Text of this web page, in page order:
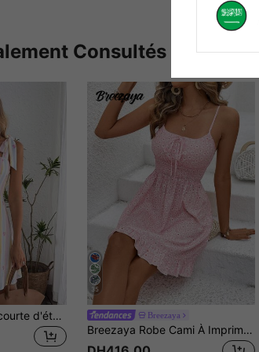
Consultés
SHEIN LUNE Robe courte d'été rayée rose et blanc pour femmes,Tenues élégantes et décontractées pour pique-nique,Vêtements mignons et adorables,Hauts sans manches modestes,Vêtements d'été coquette
35
Breezaya
Breezaya Robe Cami À Imprimé Marguerite De Devant À Ceinture Nouée Pour Femmes